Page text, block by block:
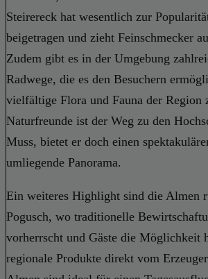
Steirereck hat wesentlich zur
beigetragen und zieht Feinschmecker
Zudem gibt es in der Umgebung
Radwege, die es den Besuchern
vielfältige Flora und Fauna der Region
Naturfreunde ist der Weg zu den
Muss, bietet er doch einen
umliegende Panorama.
Ein weiteres Highlight sind die Almen
Pogusch, wo traditionelle
vorherrscht und Gäste die Möglichkeit
regionale Produkte direkt vom